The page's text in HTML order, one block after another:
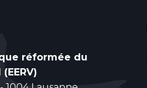
réformée du